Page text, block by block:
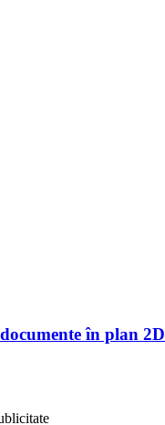
în plan 2D